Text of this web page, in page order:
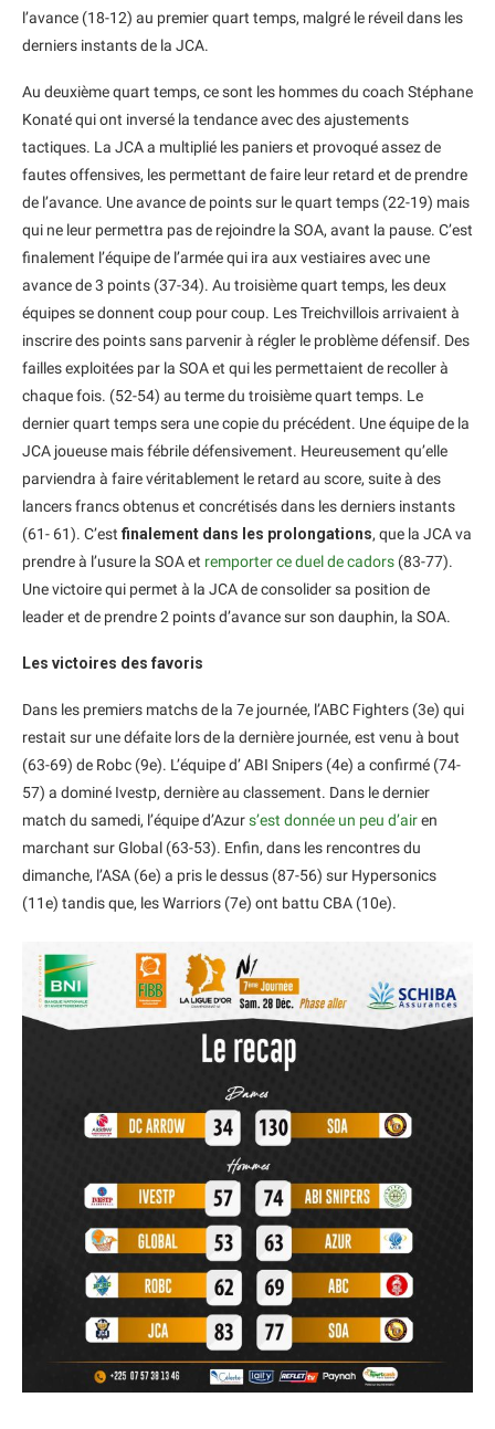
l’avance (18-12) au premier quart temps, malgré le réveil dans les
derniers instants de la JCA.
Au deuxième quart temps, ce sont les hommes du coach Stéphane
Konaté qui ont inversé la tendance avec des ajustements
tactiques. La JCA a multiplié les paniers et provoqué assez de
fautes offensives, les permettant de faire leur retard et de prendre
de l’avance. Une avance de points sur le quart temps (22-19) mais
qui ne leur permettra pas de rejoindre la SOA, avant la pause. C’est
finalement l’équipe de l’armée qui ira aux vestiaires avec une
avance de 3 points (37-34). Au troisième quart temps, les deux
équipes se donnent coup pour coup. Les Treichvillois arrivaient à
inscrire des points sans parvenir à régler le problème défensif. Des
failles exploitées par la SOA et qui les permettaient de recoller à
chaque fois. (52-54) au terme du troisième quart temps. Le
dernier quart temps sera une copie du précédent. Une équipe de la
JCA joueuse mais fébrile défensivement. Heureusement qu’elle
parviendra à faire véritablement le retard au score, suite à des
lancers francs obtenus et concrétisés dans les derniers instants
(61- 61). C’est finalement dans les prolongations, que la JCA va
prendre à l’usure la SOA et remporter ce duel de cadors (83-77).
Une victoire qui permet à la JCA de consolider sa position de
leader et de prendre 2 points d’avance sur son dauphin, la SOA.
Les victoires des favoris
Dans les premiers matchs de la 7e journée, l’ABC Fighters (3e) qui
restait sur une défaite lors de la dernière journée, est venu à bout
(63-69) de Robc (9e). L’équipe d’ ABI Snipers (4e) a confirmé (74-
57) a dominé Ivestp, dernière au classement. Dans le dernier
match du samedi, l’équipe d’Azurs’est donnée un peu d’airen
marchant sur Global (63-53). Enfin, dans les rencontres du
dimanche, l’ASA (6e) a pris le dessus (87-56) sur Hypersonics
(11e) tandis que, les Warriors (7e) ont battu CBA (10e).